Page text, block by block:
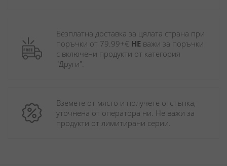
Безплатна доставка за цялата страна при
поръчки от 79.99+€ НЕ важи за поръчки
с включени продукти от категория
"Други".
Вземете от място и получете отстъпка,
уточнена от оператора ни. Не важи за
продукти от лимитирани серии.